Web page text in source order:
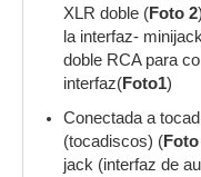
XLR doble (Foto 2
la interfaz-
doble RCA para
interfaz(Foto1)
Conectada a
(tocadiscos) (
jack (interfaz de